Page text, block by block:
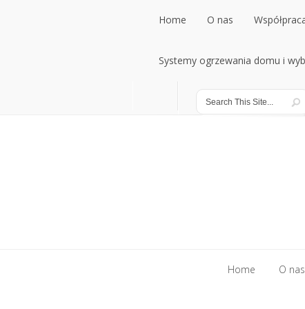
Home
Home
O nas
O nas
Systemy ogrzewania domu i
Systemy ogrzewania domu i
Home O nas